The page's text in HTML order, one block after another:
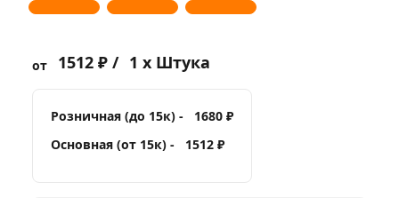
от 1512 ₽ / 1 x Штука
Розничная (до 15к) -
1680 ₽
Основная (от 15к) -
1512 ₽